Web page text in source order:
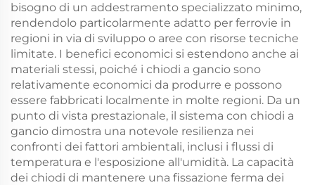
bisogno di un addestramento specializzato minimo,
rendendolo particolarmente adatto per ferrovie in
regioni in via di sviluppo o aree con risorse tecniche
limitate. I benefici economici si estendono anche ai
materiali stessi, poiché i chiodi a gancio sono
relativamente economici da produrre e possono
essere fabbricati localmente in molte regioni. Da un
punto di vista prestazionale, il sistema con chiodi a
gancio dimostra una notevole resilienza nei
confronti dei fattori ambientali, inclusi i flussi di
temperatura e l'esposizione all'umidità. La capacità
dei chiodi di mantenere una fissazione ferma dei